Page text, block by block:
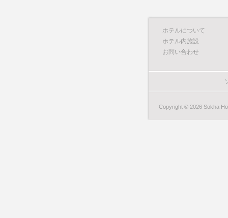
ホテルについて
ホテル内施設
お問い合わせ
Copyright © 2026 Sokha